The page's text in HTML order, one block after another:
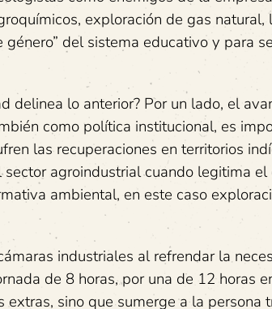
exploración de gas
del sistema educativo y para
delinea lo anterior? Por un lado, el
como política institucional, es
las recuperaciones en territorios
agroindustrial cuando legitima el
ambiental, en este caso
industriales al refrendar la
de 8 horas, por una de 12 horas
sino que sumerge a la persona